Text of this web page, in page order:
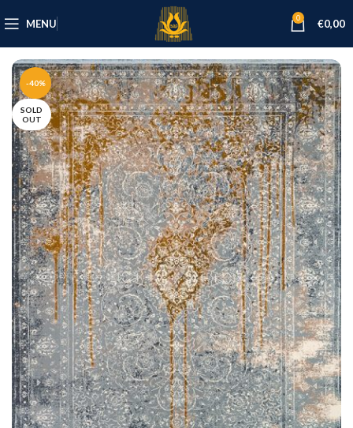
MENU 0 €0,00
-40%
SOLD
OUT